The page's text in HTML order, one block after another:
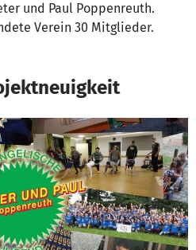
und Paul Poppenreuth.
Verein 30 Mitglieder.